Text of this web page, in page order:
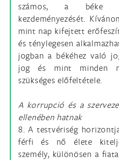
számos, a béke
kezdeményezését.
mint nap kifejtett
és ténylegesen
jogban a békéhez való
jog és mint minden
szükséges előfeltétele.
A korrupció és a
ellenében hatnak
8. A testvériség
férfi és nő élete
személy, különösen a